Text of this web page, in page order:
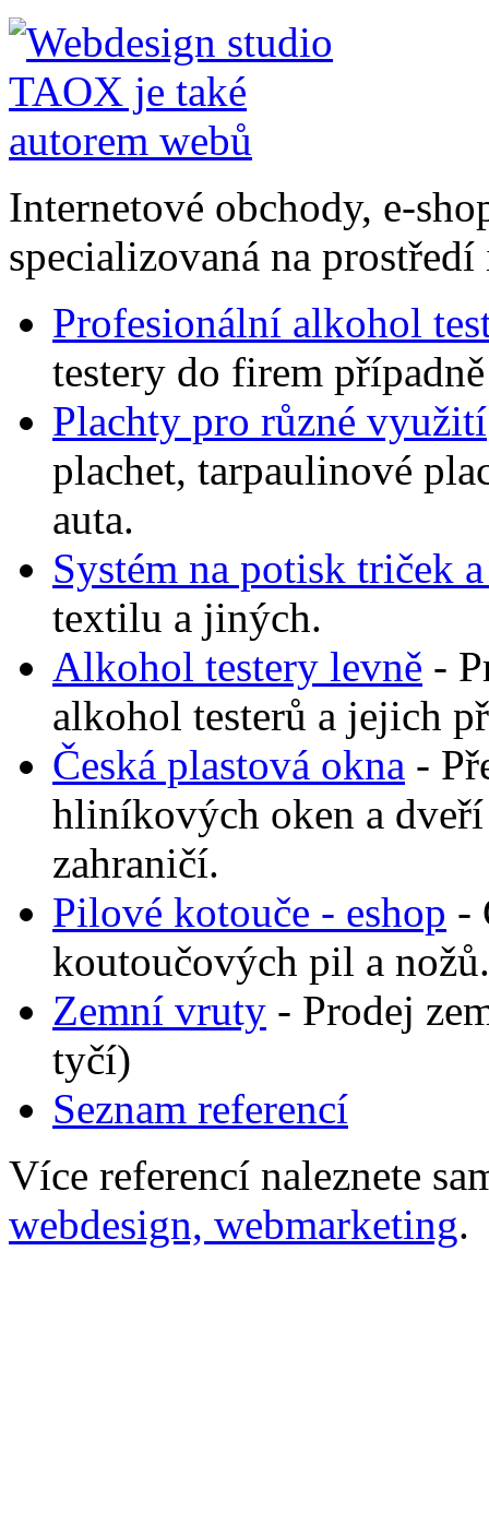
Internetové obchody, e-
specializovaná na
Profesionální alkohol
testery do firem
Plachty pro různé využití
plachet, tarpaulinové
auta.
Systém na potisk triček
textilu a jiných.
Alkohol testery levně -
alkohol testerů a jejich
Česká plastová okna -
hliníkových oken a
zahraničí.
Pilové kotouče - eshop -
koutoučových pil a
Zemní vruty - Prodej
tyčí)
Seznam referencí
Více referencí naleznete
webdesign, webmarketing.